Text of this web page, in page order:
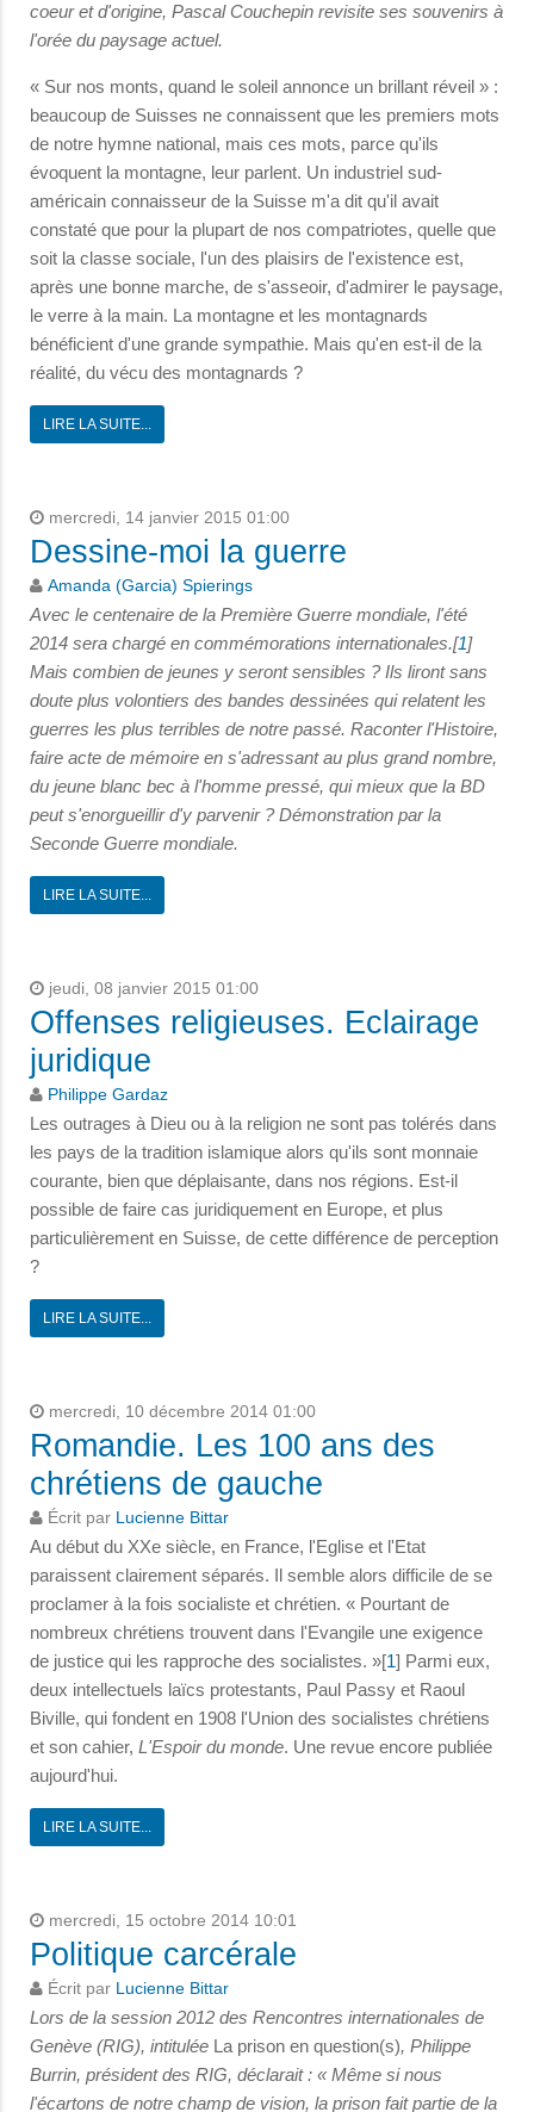
coeur et d'origine, Pascal Couchepin revisite ses souvenirs à
l'orée du paysage actuel.
« Sur nos monts, quand le soleil annonce un brillant réveil » :
beaucoup de Suisses ne connaissent que les premiers mots
de notre hymne national, mais ces mots, parce qu'ils
évoquent la montagne, leur parlent. Un industriel sud-
américain connaisseur de la Suisse m'a dit qu'il avait
constaté que pour la plupart de nos compatriotes, quelle que
soit la classe sociale, l'un des plaisirs de l'existence est,
après une bonne marche, de s'asseoir, d'admirer le paysage,
le verre à la main. La montagne et les montagnards
bénéficient d'une grande sympathie. Mais qu'en est-il de la
réalité, du vécu des montagnards ?
LIRE LA SUITE...
mercredi, 14 janvier 2015 01:00
Dessine-moi la guerre
Amanda (Garcia) Spierings
Avec le centenaire de la Première Guerre mondiale, l'été
2014 sera chargé en commémorations internationales.[1]
Mais combien de jeunes y seront sensibles ? Ils liront sans
doute plus volontiers des bandes dessinées qui relatent les
guerres les plus terribles de notre passé. Raconter l'Histoire,
faire acte de mémoire en s'adressant au plus grand nombre,
du jeune blanc bec à l'homme pressé, qui mieux que la BD
peut s'enorgueillir d'y parvenir ? Démonstration par la
Seconde Guerre mondiale.
LIRE LA SUITE...
jeudi, 08 janvier 2015 01:00
Offenses religieuses. Eclairage
juridique
Philippe Gardaz
Les outrages à Dieu ou à la religion ne sont pas tolérés dans
les pays de la tradition islamique alors qu'ils sont monnaie
courante, bien que déplaisante, dans nos régions. Est-il
possible de faire cas juridiquement en Europe, et plus
particulièrement en Suisse, de cette différence de perception
?
LIRE LA SUITE...
mercredi, 10 décembre 2014 01:00
Romandie. Les 100 ans des
chrétiens de gauche
Écrit par Lucienne Bittar
Au début du XXe siècle, en France, l'Eglise et l'Etat
paraissent clairement séparés. Il semble alors difficile de se
proclamer à la fois socialiste et chrétien. « Pourtant de
nombreux chrétiens trouvent dans l'Evangile une exigence
de justice qui les rapproche des socialistes. »[1] Parmi eux,
deux intellectuels laïcs protestants, Paul Passy et Raoul
Biville, qui fondent en 1908 l'Union des socialistes chrétiens
et son cahier, L'Espoir du monde. Une revue encore publiée
aujourd'hui.
LIRE LA SUITE...
mercredi, 15 octobre 2014 10:01
Politique carcérale
Écrit par Lucienne Bittar
Lors de la session 2012 des Rencontres internationales de
Genève (RIG), intitulée La prison en question(s), Philippe
Burrin, président des RIG, déclarait : « Même si nous
l'écartons de notre champ de vision, la prison fait partie de la